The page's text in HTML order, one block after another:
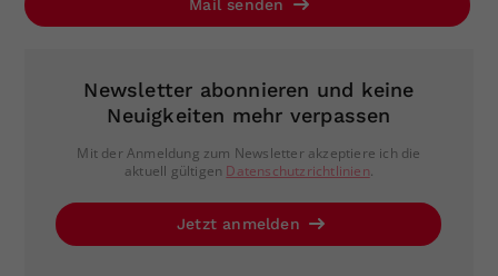
Mail senden
Newsletter abonnieren und keine
Neuigkeiten mehr verpassen
Mit der Anmeldung zum Newsletter akzeptiere ich die
aktuell gültigen Datenschutzrichtlinien.
Jetzt anmelden